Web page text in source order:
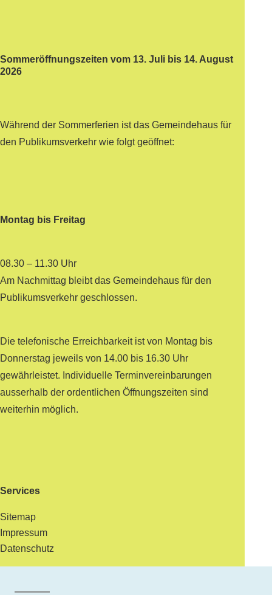
Sommeröffnungszeiten vom 13. Juli bis 14. August
2026
Während der Sommerferien ist das Gemeindehaus für
den Publikumsverkehr wie folgt geöffnet:
Montag bis Freitag
08.30 – 11.30 Uhr
Am Nachmittag bleibt das Gemeindehaus für den
Publikumsverkehr geschlossen.
Die telefonische Erreichbarkeit ist von Montag bis
Donnerstag jeweils von 14.00 bis 16.30 Uhr
gewährleistet. Individuelle Terminvereinbarungen
ausserhalb der ordentlichen Öffnungszeiten sind
weiterhin möglich.
Services
Sitemap
Impressum
Datenschutz